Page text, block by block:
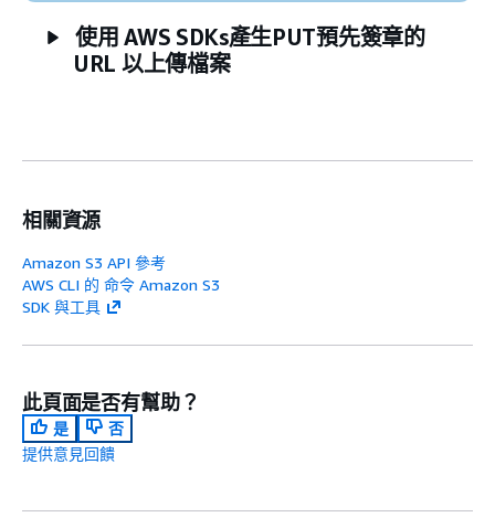
使用 AWS SDKs產生PUT預先簽章的
URL 以上傳檔案
相關資源
Amazon S3 API 參考
AWS CLI 的 命令 Amazon S3
SDK 與工具
此頁面是否有幫助？
是
否
提供意見回饋